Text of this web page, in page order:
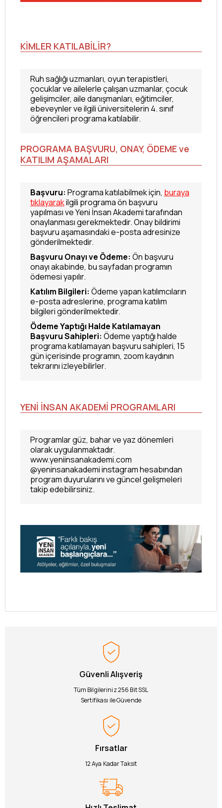
KİMLER KATILABİLİR?
Ruh sağlığı uzmanları, oyun terapistleri,
çocuklar ve ailelerle çalışan uzmanlar, çocuk
gelişimciler, aile danışmanları, eğitimciler,
ebeveynler ve ilgili üniversitelerin 4. sınıf
öğrencileri programa katılabilir.
PROGRAMA BAŞVURU, ONAY, ÖDEME ve
KATILIM AŞAMALARI
Başvuru: Programa katılabilmek için, buraya
tıklayarakilgili programa ön başvuru
yapılması ve Yeni İnsan Akademi tarafından
onaylanması gerekmektedir. Onay bildirimi
başvuru aşamasındaki e-posta adresinize
gönderilmektedir.
Başvuru Onayı ve Ödeme: Ön başvuru
onayı akabinde, bu sayfadan programın
ödemesi yapılır.
Katılım Bilgileri: Ödeme yapan katılımcıların
e-posta adreslerine, programa katılım
bilgileri gönderilmektedir.
Ödeme Yaptığı Halde Katılamayan
Başvuru Sahipleri: Ödeme yaptığı halde
programa katılamayan başvuru sahipleri, 15
gün içerisinde programın, zoom kaydının
tekrarını izleyebilirler.
YENİ İNSAN AKADEMİ PROGRAMLARI
Programlar güz, bahar ve yaz dönemleri
olarak uygulanmaktadır.
www.yeniinsanakademi.com
@yeninsanakademi instagram hesabından
program duyurularını ve güncel gelişmeleri
takip edebilirsiniz.
Güvenli Alışveriş
Tüm Bilgileriniz 256 Bit SSL
Sertifikası ile Güvende
Fırsatlar
12 Aya Kadar Taksit